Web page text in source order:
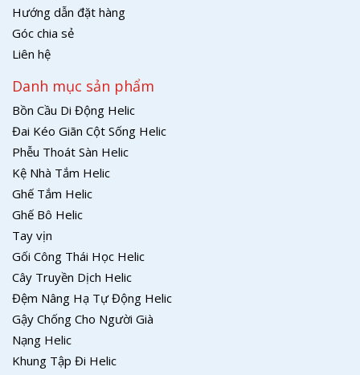
Hướng dẫn đặt hàng
Góc chia sẻ
Liên hệ
Danh mục sản phẩm
Bồn Cầu Di Động Helic
Đai Kéo Giãn Cột Sống Helic
Phễu Thoát Sàn Helic
Kệ Nhà Tắm Helic
Ghế Tắm Helic
Ghế Bô Helic
Tay vịn
Gối Công Thái Học Helic
Cây Truyền Dịch Helic
Đệm Nâng Hạ Tự Động Helic
Gậy Chống Cho Người Già
Nạng Helic
Khung Tập Đi Helic